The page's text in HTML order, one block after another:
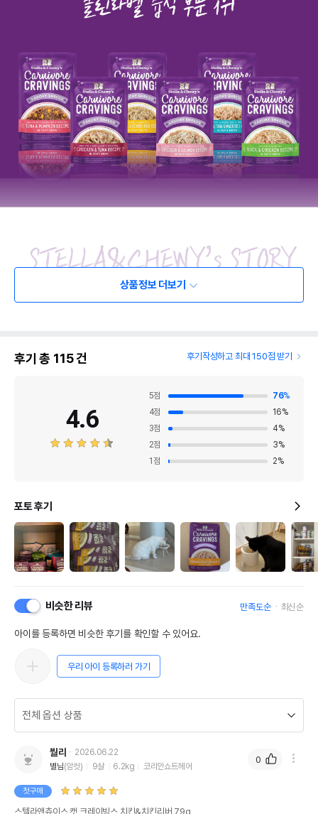
상품정보 더보기
후기 총 115건 후기작성하고 최대 150점 받기
4.6
5점 76%
4점 16%
3점 4%
2점 3%
1 점 2%
포토 후기
비슷한 리뷰 만족도순 최신순
아이를 등록하면 비슷한 후기를 확인할 수 있어요.
우리 아이 등록하러 가기
붤리
2026.06.22
별님(암컷) 9살 6.2kg 코리안쇼트헤어
첫구매
스텔라앤츄이스 캣 크레이빙스 치킨&치킨리버 79g
0